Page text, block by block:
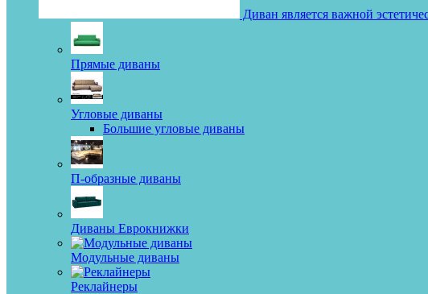
Диван является важной
Прямые диваны
Угловые диваны
Большие угловые диваны
П-образные диваны
Диваны Еврокнижки
Модульные диваны
Реклайнеры